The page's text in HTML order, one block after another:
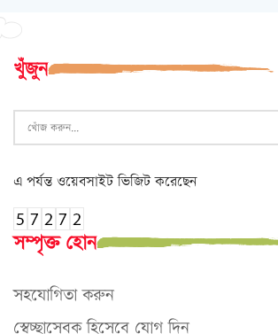
খুঁজুন
এ পর্যন্ত ওয়েবসাইট ভিজিট করেছেন
সম্পৃক্ত হোন
সহযোগিতা করুন
স্বেচ্ছাসেবক হিসেবে যোগ দিন